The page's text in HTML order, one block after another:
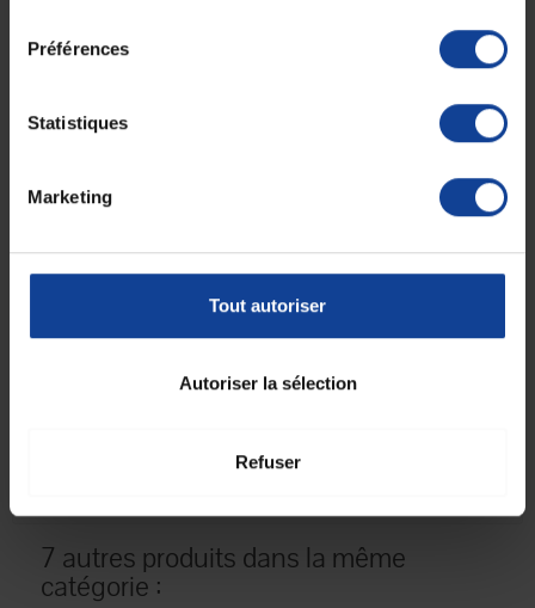
Préférences
Statistiques
Marketing
Tout autoriser
Autoriser la sélection
Refuser
7 autres produits dans la même
catégorie :